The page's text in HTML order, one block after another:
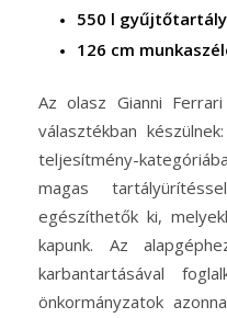
550 l gyűjtőtartály
126 cm
Az olasz Gianni
választékban
teljesítmény-
magas
egészíthetők ki,
kapunk. Az
karbantartásával
önkormányzatok